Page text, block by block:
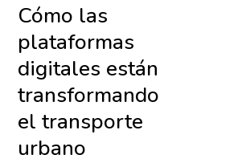
Cómo las
plataformas
digitales están
transformando
el transporte
urbano